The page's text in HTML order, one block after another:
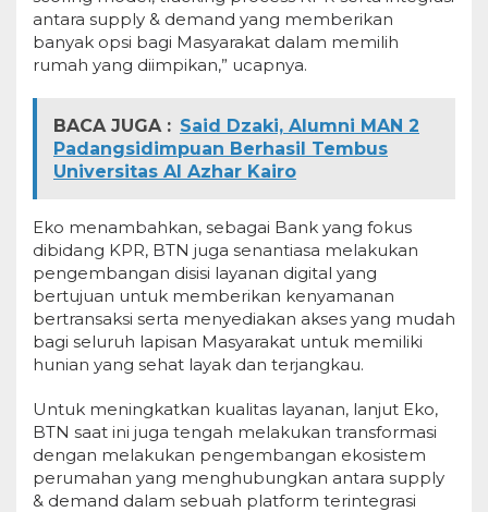
antara supply & demand yang memberikan
banyak opsi bagi Masyarakat dalam memilih
rumah yang diimpikan,” ucapnya.
BACA JUGA : Said Dzaki, Alumni MAN 2
Padangsidimpuan Berhasil Tembus
Universitas Al Azhar Kairo
Eko menambahkan, sebagai Bank yang fokus
dibidang KPR, BTN juga senantiasa melakukan
pengembangan disisi layanan digital yang
bertujuan untuk memberikan kenyamanan
bertransaksi serta menyediakan akses yang mudah
bagi seluruh lapisan Masyarakat untuk memiliki
hunian yang sehat layak dan terjangkau.
Untuk meningkatkan kualitas layanan, lanjut Eko,
BTN saat ini juga tengah melakukan transformasi
dengan melakukan pengembangan ekosistem
perumahan yang menghubungkan antara supply
& demand dalam sebuah platform terintegrasi